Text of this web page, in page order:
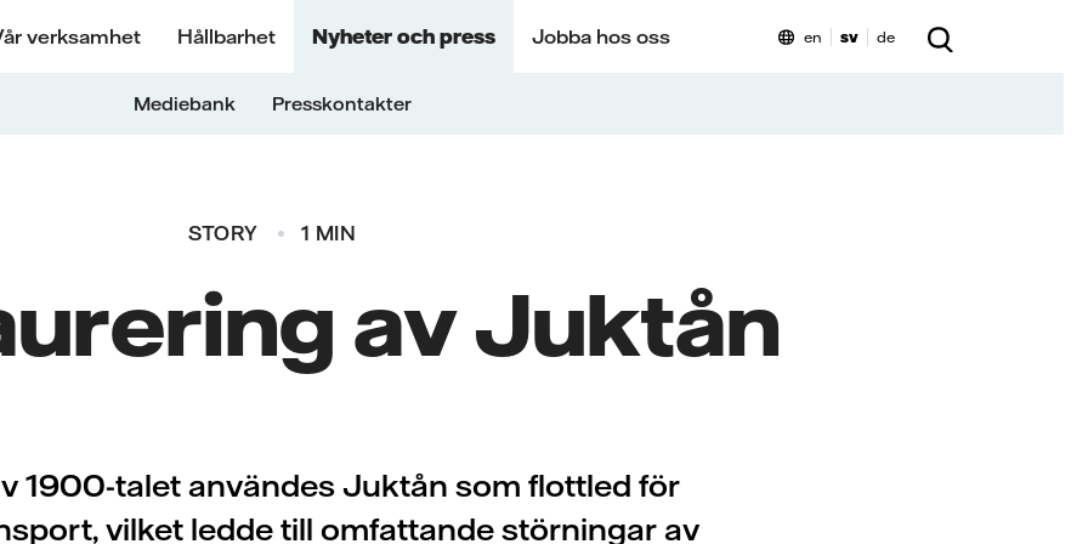
verksamhet Hållbarhet Nyheter och press Jobba hos oss
Mediebank Presskontakter
en sv de
STORY 1 MIN
av Juktån
1900-talet användes Juktån som flottled för
vilket ledde till omfattande störningar av